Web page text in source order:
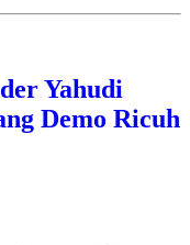
Yahudi
Demo Ricuh